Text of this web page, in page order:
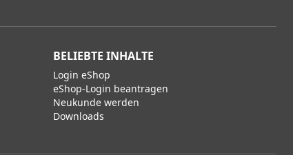
BELIEBTE INHALTE
Login eShop
eShop-Login beantragen
Neukunde werden
Downloads